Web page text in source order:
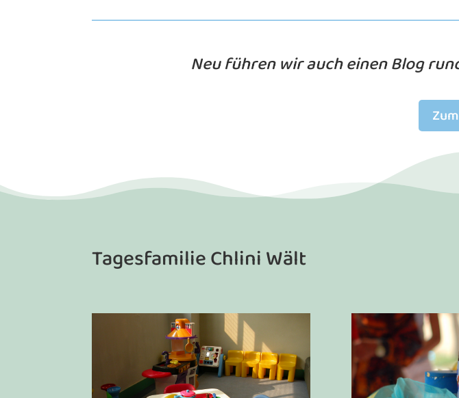
Neu führen wir auch einen Blog
Tagesfamilie Chlini Wält